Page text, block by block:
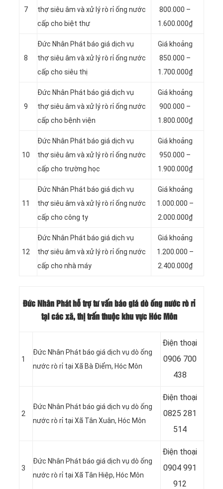
7
thợ siêu âm và xử lý rò rỉ ống nước
cấp cho biệt thự
800.000 –
1.600.000₫
8
Đức Nhân Phát báo giá dịch vụ
thợ siêu âm và xử lý rò rỉ ống nước
cấp cho siêu thị
Giá khoảng
850.000 –
1.700.000₫
9
Đức Nhân Phát báo giá dịch vụ
thợ siêu âm và xử lý rò rỉ ống nước
cấp cho bệnh viện
Giá khoảng
900.000 –
1.800.000₫
10
Đức Nhân Phát báo giá dịch vụ
thợ siêu âm và xử lý rò rỉ ống nước
cấp cho trường học
Giá khoảng
950.000 –
1.900.000₫
11
Đức Nhân Phát báo giá dịch vụ
thợ siêu âm và xử lý rò rỉ ống nước
cấp cho công ty
Giá khoảng
1.000.000 –
2.000.000₫
12
Đức Nhân Phát báo giá dịch vụ
thợ siêu âm và xử lý rò rỉ ống nước
cấp cho nhà máy
Giá khoảng
1.200.000 –
2.400.000₫
Đức Nhân Phát hỗ trợ tư vấn báo giá dò ống nước rò rỉ
tại các xã, thị trấn thuộc khu vực Hóc Môn
1
Đức Nhân Phát báo giá dịch vụ dò ống
nước rò rỉ tại Xã Bà Điểm, Hóc Môn
Điện thoại
0906 700
438
2
Đức Nhân Phát báo giá dịch vụ dò ống
nước rò rỉ tại Xã Tân Xuân, Hóc Môn
Điện thoại
0825 281
514
3
Đức Nhân Phát báo giá dịch vụ dò ống
nước rò rỉ tại Xã Tân Hiệp, Hóc Môn
Điện thoại
0904 991
912